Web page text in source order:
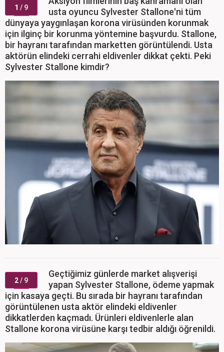
1 / 9
usta oyuncu Sylvester Stallone'ni tüm
dünyaya yaygınlaşan korona virüsünden korunmak
için ilginç bir korunma yöntemine başvurdu. Stallone,
bir hayranı tarafından marketten görüntülendi. Usta
aktörün elindeki cerrahi eldivenler dikkat çekti. Peki
Sylvester Stallone kimdir?
2/ 9
Geçtiğimiz günlerde market alışverişi
yapan Sylvester Stallone, ödeme yapmak
için kasaya geçti. Bu sırada bir hayranı tarafından
görüntülenen usta aktör elindeki eldivenler
dikkatlerden kaçmadı. Ürünleri eldivenlerle alan
Stallone korona virüsüne karşı tedbir aldığı öğrenildi.